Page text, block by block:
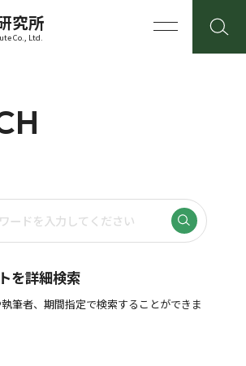
究所
Co., Ltd.
を詳細検索
筆者、期間指定で検索することができま